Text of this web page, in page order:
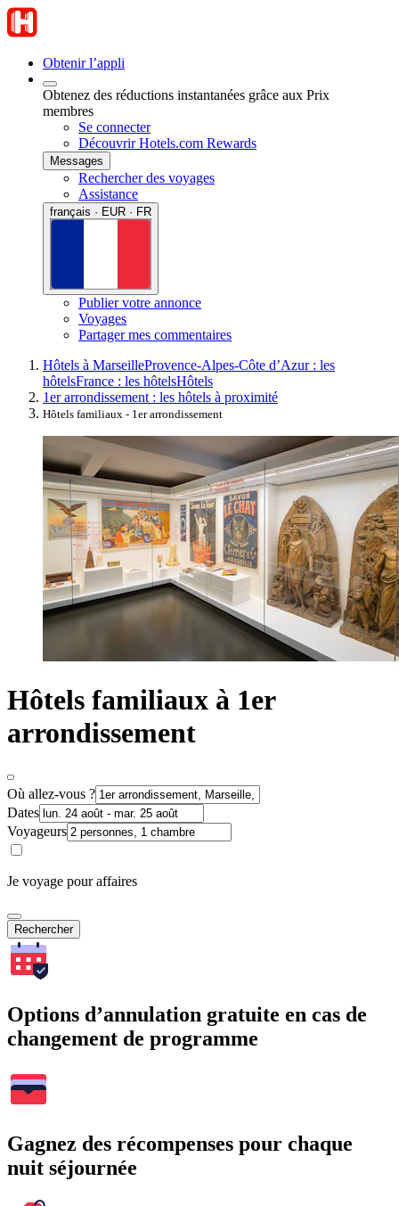
Obtenir l’appli
Obtenez des réductions instantanées grâce aux Prix
membres
Se connecter
Découvrir Hotels.com Rewards
Messages
Rechercher des voyages
Assistance
français · EUR · FR
Publier votre annonce
Voyages
Partager mes commentaires
Hôtels à MarseilleProvence-Alpes-Côte d’Azur : les
hôtelsFrance : les hôtelsHôtels
1er arrondissement : les hôtels à proximité
Hôtels familiaux - 1er arrondissement
Hôtels familiaux à 1er
arrondissement
Où allez-vous ?
Dates
Voyageurs
Je voyage pour affaires
Rechercher
Options d’annulation gratuite en cas de
changement de programme
Gagnez des récompenses pour chaque
nuit séjournée